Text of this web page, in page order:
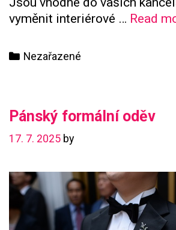
vyměnit interiérové … Read
Categories
Nezařazené
Pánský formální oděv
17. 7. 2025 by